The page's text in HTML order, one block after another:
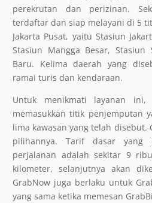
perekrutan dan perizinan.
terdaftar dan siap melayani di 5
Jakarta Pusat, yaitu Stasiun
Stasiun Mangga Besar, Stasiun
Baru. Kelima daerah yang
ramai turis dan kendaraan.
Untuk menikmati layanan ini,
memasukkan titik penjemputan
lima kawasan yang telah disebut.
pilihannya. Tarif dasar yang
perjalanan adalah sekitar 9
kilometer, selanjutnya akan
GrabNow juga berlaku untuk
yang sama ketika memesan